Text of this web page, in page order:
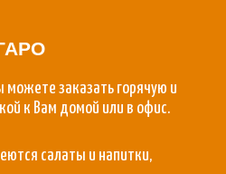
можете заказать горячую и
к Вам домой или в офис.
салаты и напитки,